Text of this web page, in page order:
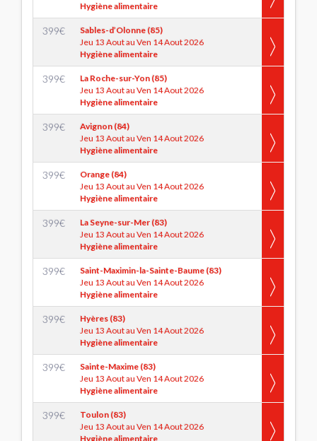
Hygiène alimentaire
399€
Sables-d’Olonne (85)
Jeu 13 Aout au Ven 14 Aout 2026
Hygiène alimentaire
399€
La Roche-sur-Yon (85)
Jeu 13 Aout au Ven 14 Aout 2026
Hygiène alimentaire
399€
Avignon (84)
Jeu 13 Aout au Ven 14 Aout 2026
Hygiène alimentaire
399€
Orange (84)
Jeu 13 Aout au Ven 14 Aout 2026
Hygiène alimentaire
399€
La Seyne-sur-Mer (83)
Jeu 13 Aout au Ven 14 Aout 2026
Hygiène alimentaire
399€
Saint-Maximin-la-Sainte-Baume (83)
Jeu 13 Aout au Ven 14 Aout 2026
Hygiène alimentaire
399€
Hyères (83)
Jeu 13 Aout au Ven 14 Aout 2026
Hygiène alimentaire
399€
Sainte-Maxime (83)
Jeu 13 Aout au Ven 14 Aout 2026
Hygiène alimentaire
399€
Toulon (83)
Jeu 13 Aout au Ven 14 Aout 2026
Hygiène alimentaire